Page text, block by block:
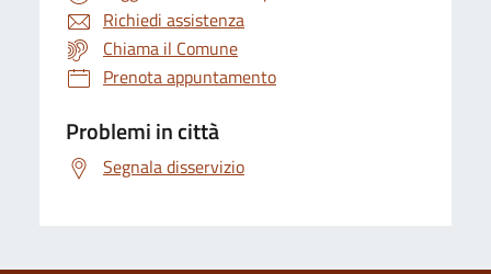
Richiedi assistenza
Chiama il Comune
Prenota appuntamento
Problemi in città
Segnala disservizio